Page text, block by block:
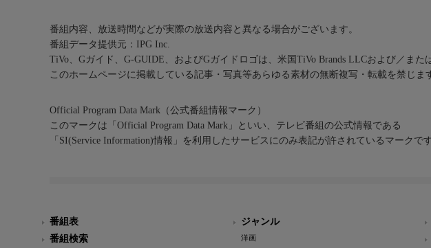
番組内容、放送時間などが実際の放送内容と異なる場合がございます。
番組データ提供元：IPG Inc.
TiVo、Gガイド、G-GUIDE、およびGガイドロゴは、米国TiVo Brands LLCおよび／ま
このホームページに掲載している記事・写真等あらゆる素材の無断複写・転載を禁じま
Official Program Data Mark（公式番組情報マーク）
このマークは「Official Program Data Mark」といい、テレビ番組の公式情報である
「SI(Service Information)情報」を利用したサービスにのみ表記が許されているマークです
番組表
番組検索
ジャンル
洋画